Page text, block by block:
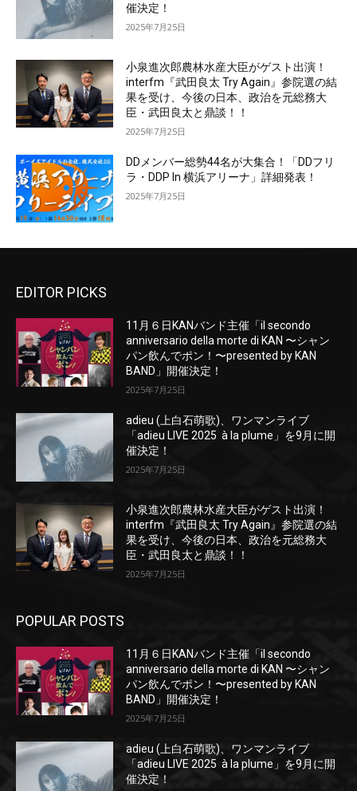
催決定！
2025年7月25日
小泉進次郎農林水産大臣がゲスト出演！
interfm『武田良太 Try Again』参院選の結
果を受け、今後の日本、政治を元総務大
臣・武田良太と鼎談！！
2025年7月25日
DDメンバー総勢44名が大集合！「DDフリ
ラ・DDP In 横浜アリーナ」詳細発表！
2025年7月25日
EDITOR PICKS
11月６日KANバンド主催「il secondo
anniversario della morte di KAN 〜シャン
パン飲んでポン！〜presented by KAN
BAND」開催決定！
2025年7月25日
adieu (上白石萌歌)、ワンマンライブ
「adieu LIVE 2025 à la plume」を9月に開
催決定！
2025年7月25日
小泉進次郎農林水産大臣がゲスト出演！
interfm『武田良太 Try Again』参院選の結
果を受け、今後の日本、政治を元総務大
臣・武田良太と鼎談！！
2025年7月25日
POPULAR POSTS
11月６日KANバンド主催「il secondo
anniversario della morte di KAN 〜シャン
パン飲んでポン！〜presented by KAN
BAND」開催決定！
2025年7月25日
adieu (上白石萌歌)、ワンマンライブ
「adieu LIVE 2025 à la plume」を9月に開
催決定！